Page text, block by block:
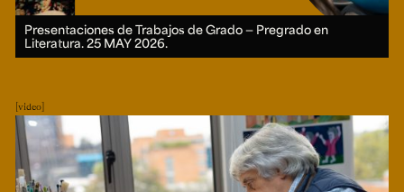
Presentaciones de Trabajos de Grado — Pregrado en
Literatura.25 MAY 2026.
video